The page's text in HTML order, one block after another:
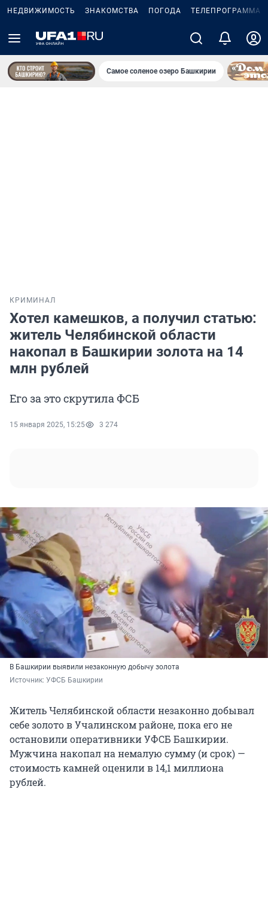
НЕДВИЖИМОСТЬ ЗНАКОМСТВА ПОГОДА ТЕЛЕПРОГРАММА
Самое соленое озеро Башкирии
КРИМИНАЛ
Хотел камешков, а получил статью:
житель Челябинской области
накопал в Башкирии золота на 14
млн рублей
Его за это скрутила ФСБ
15 января 2025, 15:25 3 274
В Башкирии выявили незаконную добычу золота
Источник: УФСБ Башкирии
Житель Челябинской области незаконно добывал
себе золото в Учалинском районе, пока его не
остановили оперативники УФСБ Башкирии.
Мужчина накопал на немалую сумму (и срок) —
стоимость камней оценили в 14,1 миллиона
рублей.